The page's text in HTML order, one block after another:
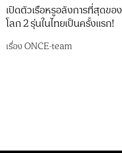
เปิดตัวเรือหรูอลังการที่สุดของ
โลก 2 รุ่นในไทยเป็นครั้งแรก!
เรื่องONCE-team